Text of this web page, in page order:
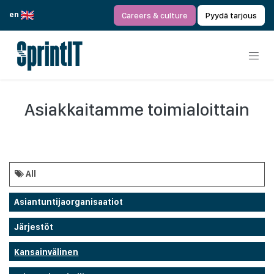
en
Careers & culture Pyydä tarjous
Asiakkaitamme toimialoittain
All
Asiantuntijaorganisaatiot
Järjestöt
Kansainvälinen